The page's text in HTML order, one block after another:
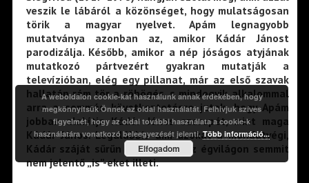
veszik le lábáról a közönséget, hogy mulatságosan
törik a magyar nyelvet. Apám legnagyobb
mutatványa azonban az, amikor Kádár Jánost
parodizálja. Később, amikor a nép jóságos atyjának
mutatkozó pártvezért gyakran mutatják a
televízióban, elég egy pillanat, már az első szavak
hallatán rám tör a röhögés, s mindegyik alkalommal
arra a sommás következtetésre jutok, hogy Apám
jobban alakítja Kádár János szerepét, mint maga
Kádár János. Legalábbis ami azokat a mondatvégi,
Kádár száját sűrűn elhagyó és az égvilágon semmit
nem jelentő „is”-eket illeti.
A weboldalon cookie-kat használunk annak érdekében, hogy
megkönnyítsük Önnek az oldal használatát. Felhívjuk szíves
figyelmét, hogy az oldal további használata a cookie-k
használatára vonatkozó beleegyezését jelenti.Több információ...
Elfogadom